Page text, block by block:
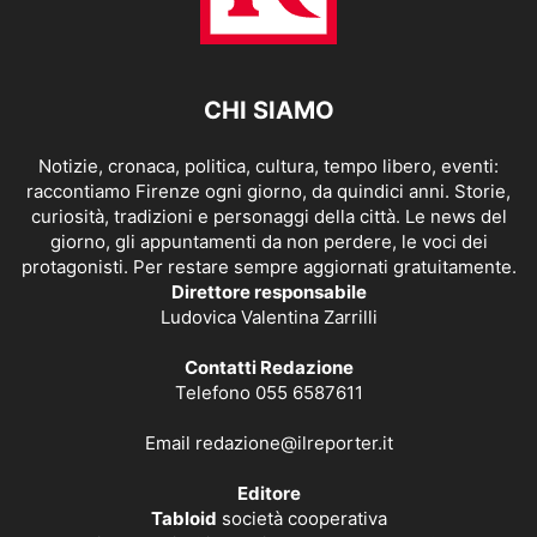
CHI SIAMO
Notizie, cronaca, politica, cultura, tempo libero, eventi:
raccontiamo Firenze ogni giorno, da quindici anni. Storie,
curiosità, tradizioni e personaggi della città. Le news del
giorno, gli appuntamenti da non perdere, le voci dei
protagonisti. Per restare sempre aggiornati gratuitamente.
Direttore responsabile
Ludovica Valentina Zarrilli
Contatti Redazione
Telefono 055 6587611
Email redazione@ilreporter.it
Editore
Tabloid società cooperativa